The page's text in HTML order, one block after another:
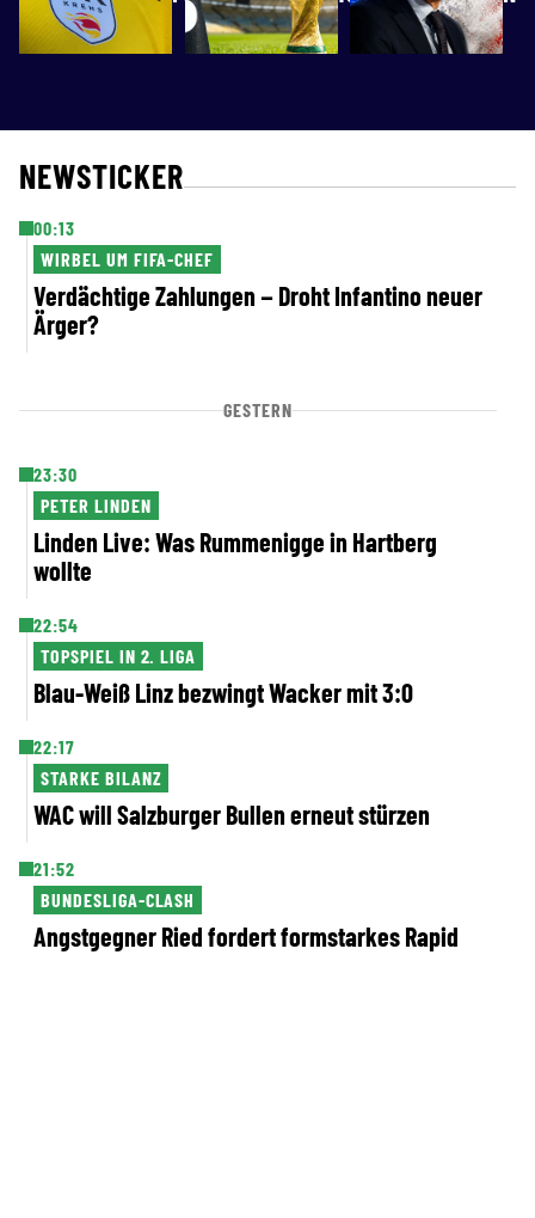
mit UHK
Krems
Milliarden
verkaufen
NEWSTICKER
00:13
WIRBEL UM FIFA-CHEF
Verdächtige Zahlungen – Droht Infantino neuer
Ärger?
GESTERN
23:30
PETER LINDEN
Linden Live: Was Rummenigge in Hartberg
wollte
22:54
TOPSPIEL IN 2. LIGA
Blau-Weiß Linz bezwingt Wacker mit 3:0
22:17
STARKE BILANZ
WAC will Salzburger Bullen erneut stürzen
21:52
BUNDESLIGA-CLASH
Angstgegner Ried fordert formstarkes Rapid